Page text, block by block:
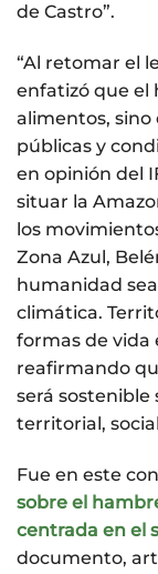
de Castro”.
“Al retomar el
enfatizó que el
alimentos, sino
públicas y
en opinión del
situar la
los
Zona Azul,
humanidad
climática.
formas de vida
reafirmando
será
territorial,
Fue en este
sobre el
centrada en el
documento,